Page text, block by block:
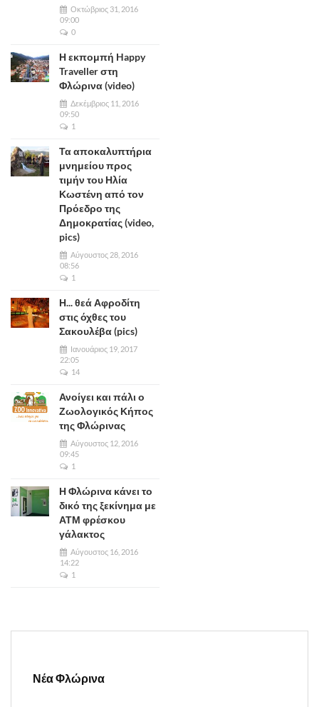
Οκτώβριος 31, 2016
09:00
0
Η εκπομπή Happy
Traveller στη
Φλώρινα (video)
Δεκέμβριος 11, 2016
09:50
1
Τα αποκαλυπτήρια
μνημείου προς
τιμήν του Ηλία
Κωστένη από τον
Πρόεδρο της
Δημοκρατίας (video,
pics)
Αύγουστος 28, 2016
08:56
1
Η... θεά Αφροδίτη
στις όχθες του
Σακουλέβα (pics)
Ιανουάριος 19, 2017
22:05
14
Ανοίγει και πάλι ο
Ζωολογικός Κήπος
της Φλώρινας
Αύγουστος 12, 2016
09:45
1
Η Φλώρινα κάνει το
δικό της ξεκίνημα με
ΑΤΜ φρέσκου
γάλακτος
Αύγουστος 16, 2016
14:22
1
Νέα Φλώρινα